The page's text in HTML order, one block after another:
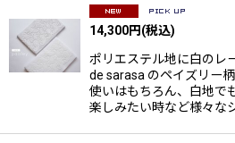
14,300円(税込)
ポリエステル地に白のレ
de sarasa のペイズリー
使いはもちろん、白地で
楽しみたい時など様々な